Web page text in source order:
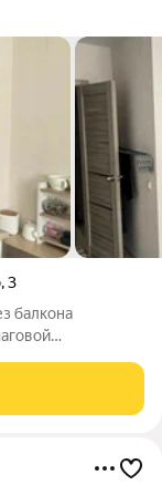
,3
балкона